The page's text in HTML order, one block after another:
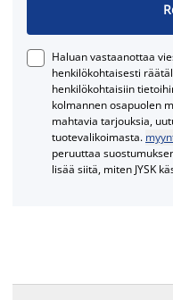
Haluan vastaanottaa
henkilökohtaisesti
henkilökohtaisiin
kolmannen osapuolen
mahtavia tarjouksia,
tuotevalikoimasta.
peruuttaa
lisää siitä, miten JYSK